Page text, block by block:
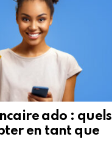
ado : quels
en tant que